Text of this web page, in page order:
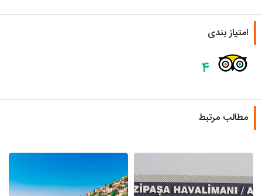
امتیاز بندی
۴
مطالب مرتبط